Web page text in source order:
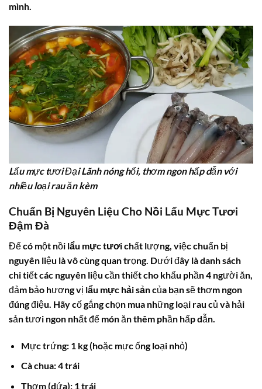
mình.
Lẩu mực tươi Đại Lãnh nóng hổi, thơm ngon hấp dẫn với
nhiều loại rau ăn kèm
Chuẩn Bị Nguyên Liệu Cho Nồi Lẩu Mực Tươi
Đậm Đà
Để có một nồi lẩu mực tươichất lượng, việc chuẩn bị
nguyên liệu là vô cùng quan trọng. Dưới đây là danh sách
chi tiết các nguyên liệu cần thiết cho khẩu phần 4 người ăn,
đảm bảo hương vị lẩu mực hải sảncủa bạn sẽ thơm ngon
đúng điệu. Hãy cố gắng chọn mua những loại rau củ và hải
sản tươi ngon nhất để món ăn thêm phần hấp dẫn.
Mực trứng: 1 kg (hoặc mực ống loại nhỏ)
Cà chua: 4 trái
Thơm (dứa): 1 trái